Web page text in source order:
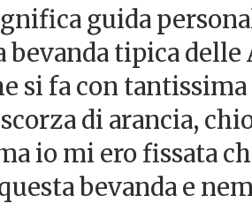
guida
bevanda tipica
si fa con tantissima
di arancia,
io mi ero fissata
bevanda e